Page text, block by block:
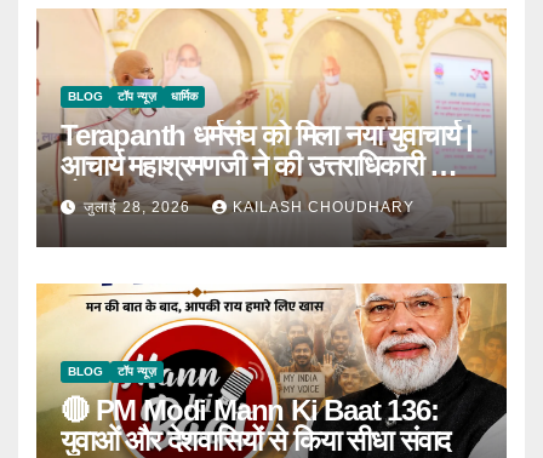
BLOG टॉप न्यूज़ धार्मिक
Terapanth धर्मसंघ को मिला नया युवाचार्य |
आचार्य महाश्रमणजी ने की उत्तराधिकारी की
घोषणा
जुलाई 28, 2026 KAILASH CHOUDHARY
BLOG टॉप न्यूज़
🔴 PM Modi Mann Ki Baat 136:
युवाओं और देशवासियों से किया सीधा संवाद